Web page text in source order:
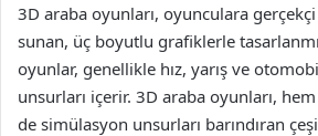
3D araba oyunları, oyunculara
sunan, üç boyutlu grafiklerle
oyunlar, genellikle hız, yarış ve
unsurları içerir. 3D araba oyunları,
de simülasyon unsurları barındıran